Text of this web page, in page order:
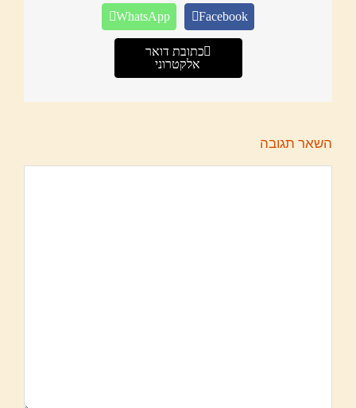
Facebook
WhatsApp
כתובת דואר
אלקטרוני
השאר תגובה